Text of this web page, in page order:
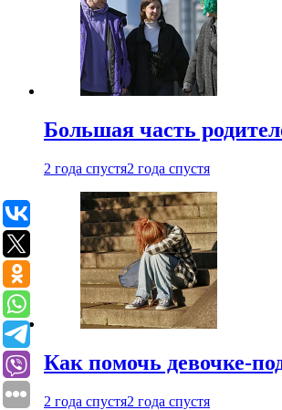
Большая часть
2 года спустя2 года спустя
Как помочь девочке-
2 года спустя2 года спустя